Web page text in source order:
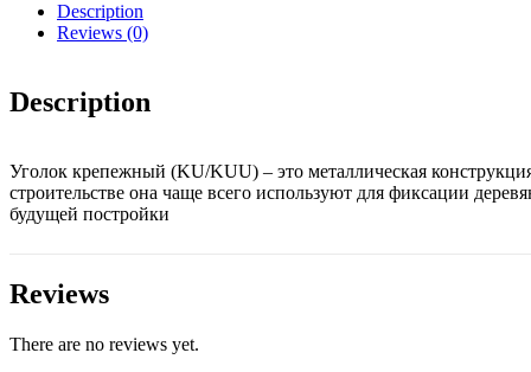
quantity
Description
Reviews (0)
Description
Уголок крепежный (KU/KUU) – это металлическая
строительстве она чаще всего используют для фиксации
будущей постройки
Reviews
There are no reviews yet.